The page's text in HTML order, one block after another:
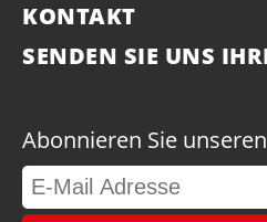
KONTAKT
SENDEN SIE UNS
Abonnieren Sie